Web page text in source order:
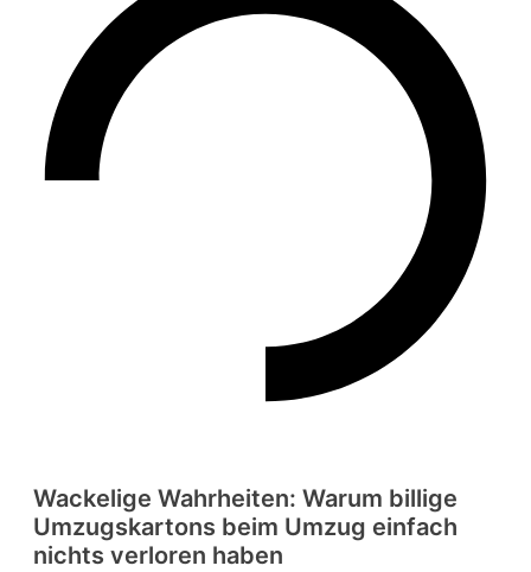
Wackelige Wahrheiten: Warum billige
Umzugskartons beim Umzug einfach
nichts verloren haben